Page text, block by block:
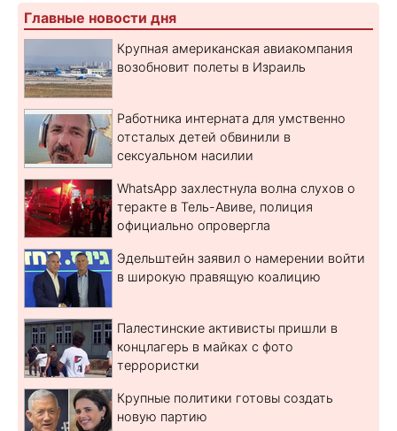
Главные новости дня
Крупная американская авиакомпания
возобновит полеты в Израиль
Работника интерната для умственно
отсталых детей обвинили в
сексуальном насилии
WhatsApp захлестнула волна слухов о
теракте в Тель-Авиве, полиция
официально опровергла
Эдельштейн заявил о намерении войти
в широкую правящую коалицию
Палестинские активисты пришли в
концлагерь в майках с фото
террористки
Крупные политики готовы создать
новую партию